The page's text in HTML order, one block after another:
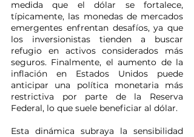
medida que el dólar se fortalece,
típicamente, las monedas de mercados
emergentes enfrentan desafíos, ya que
los inversionistas tienden a buscar
refugio en activos considerados más
seguros. Finalmente, el aumento de la
inflación en Estados Unidos puede
anticipar una política monetaria más
restrictiva por parte de la Reserva
Federal, lo que suele beneficiar al dólar.
Esta dinámica subraya la sensibilidad